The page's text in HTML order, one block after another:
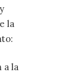
la
a la